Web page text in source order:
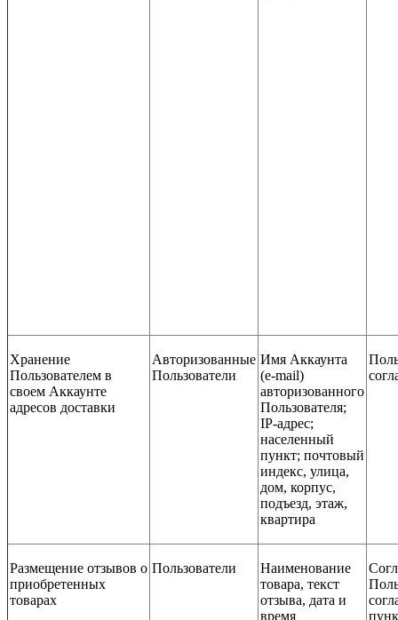
Хранение
Пользователем в
своем Аккаунте
адресов доставки
Авторизованные
Пользователи
Имя Аккаунта
(e-mail)
авторизованного
Пользователя;
IP-адрес;
населенный
пункт; почтовый
индекс, улица,
дом, корпус,
подъезд, этаж,
квартира
Размещение отзывов о
приобретенных
товарах
Пользователи
Наименование
товара, текст
отзыва, дата и
время